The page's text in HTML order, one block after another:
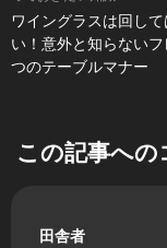
ワイングラスは回し
い！意外と知らない
つのテーブルマナー
この記事への
田舎者